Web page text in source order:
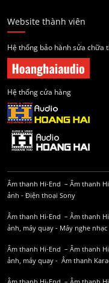
Website thành viên
Hệ thống bảo hành sửa chữa
Hệ thống cửa hàng
Âm thanh Hi-End – Âm thanh
ảnh - Điện thoại Sony
Âm thanh Hi-End – Âm thanh
ảnh, máy quay - Máy nghe nhạc
Âm thanh Hi-End – Âm thanh
ảnh, máy quay - Âm thanh